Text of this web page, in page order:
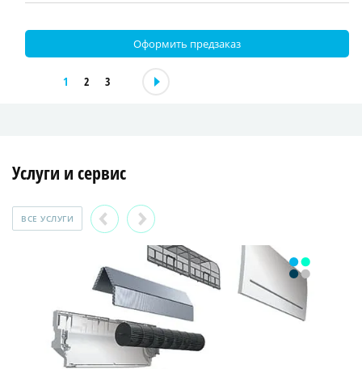
Оформить предзаказ
1 2 3
Услуги и сервис
ВСЕ УСЛУГИ